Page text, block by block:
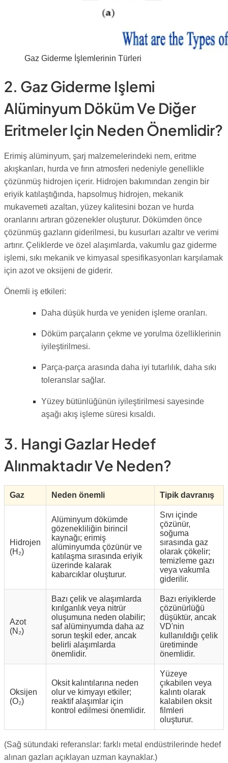
Gaz Giderme İşlemlerinin Türleri
2. Gaz Giderme Işlemi
Alüminyum Döküm Ve Diğer
Eritmeler Için Neden Önemlidir?
Erimiş alüminyum, şarj malzemelerindeki nem, eritme
akışkanları, hurda ve fırın atmosferi nedeniyle genellikle
çözünmüş hidrojen içerir. Hidrojen bakımından zengin bir
eriyik katılaştığında, hapsolmuş hidrojen, mekanik
mukavemeti azaltan, yüzey kalitesini bozan ve hurda
oranlarını artıran gözenekler oluşturur. Dökümden önce
çözünmüş gazların giderilmesi, bu kusurları azaltır ve verimi
artırır. Çeliklerde ve özel alaşımlarda, vakumlu gaz giderme
işlemi, sıkı mekanik ve kimyasal spesifikasyonları karşılamak
için azot ve oksijeni de giderir.
Önemli iş etkileri:
Daha düşük hurda ve yeniden işleme oranları.
Döküm parçaların çekme ve yorulma özelliklerinin
iyileştirilmesi.
Parça-parça arasında daha iyi tutarlılık, daha sıkı
toleranslar sağlar.
Yüzey bütünlüğünün iyileştirilmesi sayesinde
aşağı akış işleme süresi kısaldı.
3. Hangi Gazlar Hedef
Alınmaktadır Ve Neden?
Gaz Neden önemli Tipik davranış
Hidrojen
(H₂)
Alüminyum dökümde
gözenekliliğin birincil
kaynağı; erimiş
alüminyumda çözünür ve
katılaşma sırasında eriyik
üzerinde kalarak
kabarcıklar oluşturur.
Sıvı içinde
çözünür,
soğuma
sırasında gaz
olarak çökelir;
temizleme gazı
veya vakumla
giderilir.
Azot
(N₂)
Bazı çelik ve alaşımlarda
kırılganlık veya nitrür
oluşumuna neden olabilir;
saf alüminyumda daha az
sorun teşkil eder, ancak
belirli alaşımlarda
önemlidir.
Bazı eriyiklerde
çözünürlüğü
düşüktür, ancak
VD'nin
kullanıldığı çelik
üretiminde
önemlidir.
Oksijen
(O₂)
Oksit kalıntılarına neden
olur ve kimyayı etkiler;
reaktif alaşımlar için
kontrol edilmesi önemlidir.
Yüzeye
çıkabilen veya
kalıntı olarak
kalabilen oksit
filmleri
oluşturur.
(Sağ sütundaki referanslar: farklı metal endüstrilerinde hedef
alınan gazları açıklayan uzman kaynaklar.)